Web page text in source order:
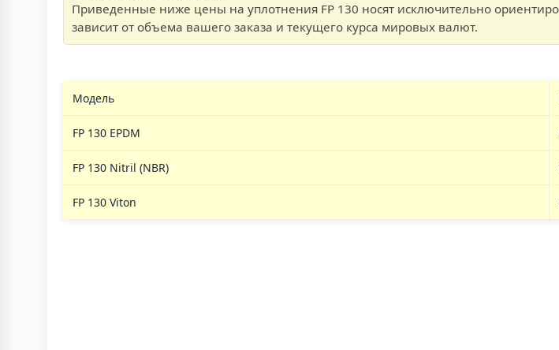
Приведенные ниже цены на уплотнения FP 130 носят исключительно
зависит от объема вашего заказа и текущего курса мировых валют.
Модель
FP 130 EPDM
FP 130 Nitril (NBR)
FP 130 Viton